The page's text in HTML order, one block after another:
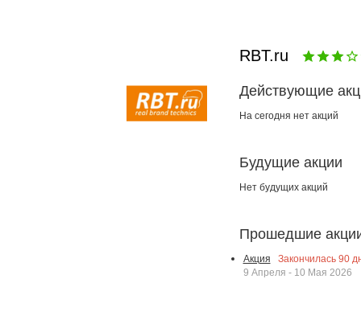
RBT.ru
Действующие
На сегодня нет акций
Будущие акции
Нет будущих акций
Прошедшие
Акция Закончилась 90
9 Апреля - 10 Мая 2026